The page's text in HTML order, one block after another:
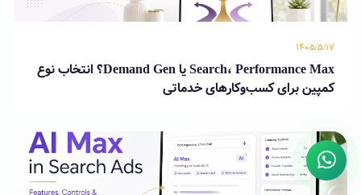
۱۴۰۵/۵/۱۷
Search، Performance Max یا Demand Gen؟ انتخاب نوع
کمپین برای کسب‌وکارهای خدماتی